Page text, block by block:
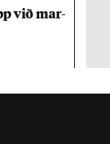
við mar­